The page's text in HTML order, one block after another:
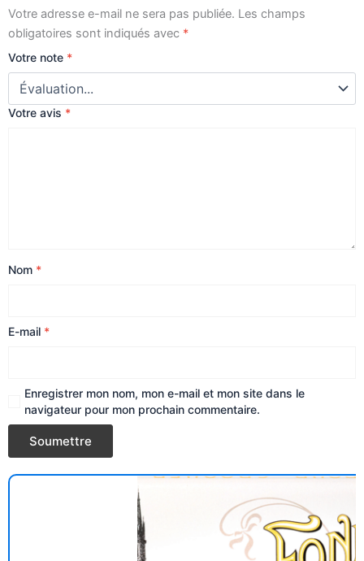
Votre adresse e-mail ne sera pas publiée. Les champs
obligatoires sont indiqués avec *
Votre note *
Votre avis *
Nom *
E-mail *
Enregistrer mon nom, mon e-mail et mon site dans le
navigateur pour mon prochain commentaire.